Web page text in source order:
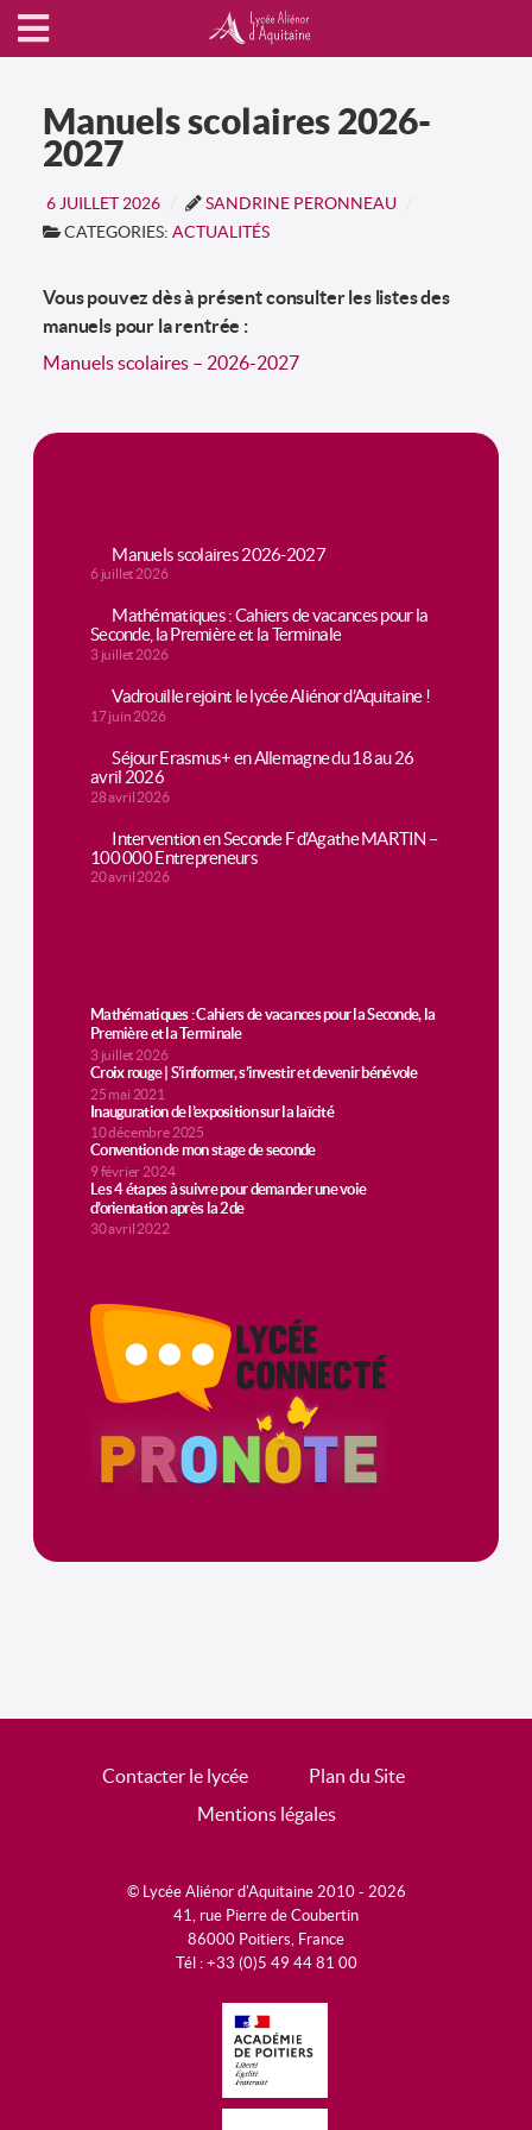
Manuels scolaires 2026-
2027
6 JUILLET 2026
SANDRINE PERONNEAU
CATEGORIES: ACTUALITÉS
Vous pouvez dès à présent consulter les listes des
manuels pour la rentrée :
Manuels scolaires – 2026-2027
Manuels scolaires 2026-2027
6 juillet 2026
Mathématiques : Cahiers de vacances pour la
Seconde, la Première et la Terminale
3 juillet 2026
Vadrouille rejoint le lycée Aliénor d’Aquitaine !
17 juin 2026
Séjour Erasmus+ en Allemagne du 18 au 26
avril 2026
28 avril 2026
Intervention en Seconde F d’Agathe MARTIN –
100 000 Entrepreneurs
20 avril 2026
Mathématiques : Cahiers de vacances pour la Seconde, la
Première et la Terminale
3 juillet 2026
Croix rouge | S’informer, s’investir et devenir bénévole
25 mai 2021
Inauguration de l’exposition sur la laïcité
10 décembre 2025
Convention de mon stage de seconde
9 février 2024
Les 4 étapes à suivre pour demander une voie
d’orientation après la 2de
30 avril 2022
Contacter le lycée
Plan du Site
Mentions légales
© Lycée Aliénor d'Aquitaine 2010 - 2026
41, rue Pierre de Coubertin
86000 Poitiers, France
Tél : +33 (0)5 49 44 81 00